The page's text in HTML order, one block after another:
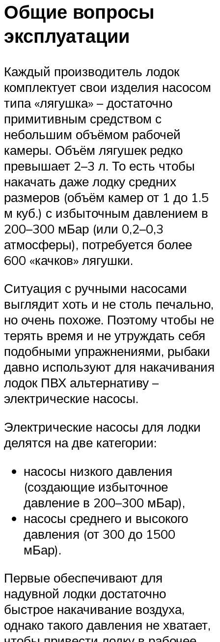
Общие вопросы
эксплуатации
Каждый производитель лодок
комплектует свои изделия насосом
типа «лягушка» – достаточно
примитивным средством с
небольшим объёмом рабочей
камеры. Объём лягушек редко
превышает 2–3 л. То есть чтобы
накачать даже лодку средних
размеров (объём камер от 1 до 1.5
м куб.) с избыточным давлением в
200–300 мБар (или 0,2–0,3
атмосферы), потребуется более
600 «качков» лягушки.
Ситуация с ручными насосами
выглядит хоть и не столь печально,
но очень похоже. Поэтому чтобы не
терять время и не утруждать себя
подобными упражнениями, рыбаки
давно используют для накачивания
лодок ПВХ альтернативу –
электрические насосы.
Электрические насосы для лодки
делятся на две категории:
насосы низкого давления
(создающие избыточное
давление в 200–300 мБар),
насосы среднего и высокого
давления (от 300 до 1500
мБар).
Первые обеспечивают для
надувной лодки достаточно
быстрое накачивание воздуха,
однако такого давления не хватает,